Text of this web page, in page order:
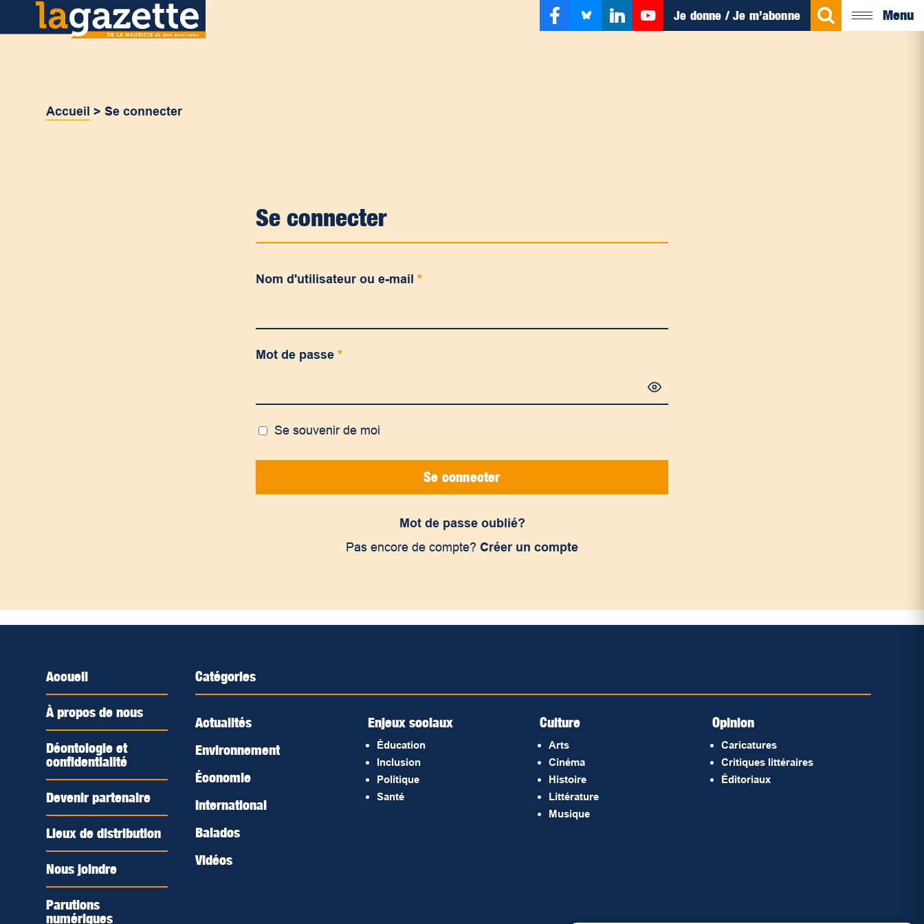
Je donne / Je m’abonne Menu
Accueil >Se connecter
Se connecter
Nom d'utilisateur ou e-mail *
Mot de passe *
Se souvenir de moi
Se connecter
Mot de passe oublié?
Pas encore de compte? Créer un compte
Accueil
À propos de nous
Déontologie et
confidentialité
Devenir partenaire
Lieux de distribution
Nous joindre
Parutions
numériques
Catégories
Actualités
Environnement
Économie
International
Balados
Vidéos
Enjeux sociaux
Éducation
Inclusion
Politique
Santé
Culture
Arts
Cinéma
Histoire
Littérature
Musique
Opinion
Caricatures
Critiques littéraires
Éditoriaux